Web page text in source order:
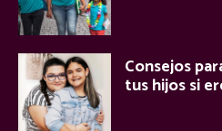
Consejos
tus hijos si